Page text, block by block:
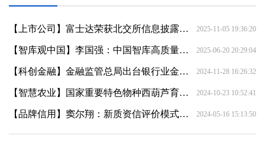
2025-11-05 19:36:20
【上市公司】富士达荣获北交所信息披露“A级”评价
2025-06-20 20:29:04
【智库观中国】李国强：中国智库高质量发展评价体系的优化与创新发展
2024-11-28 16:26:32
【科创金融】金融监管总局出台银行业金融机构小微金融监管评价办法
2024-10-23 10:52:41
【智慧农业】国家重要特色物种西葫芦育种联合攻关项目品种展示 落户北京市丰台区“国家农作物品种展示评价基地”
2024-05-16 15:13:50
【品牌信用】窦尔翔：新质资信评价模式：外部性是内部性的前提